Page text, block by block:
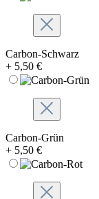
Carbon-Schwarz
+ 5,50 €
Carbon-Grün
+ 5,50 €